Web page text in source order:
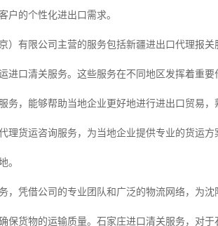
户的个性化进出口需求。
）有限公司主营的服务包括新疆进出口代理报
进口清关服务。这些服务在不同地区发挥着重要
务，能够帮助当地企业更好地进行进出口贸易
理货运咨询服务，为当地企业提供专业的货运
。
，凭借公司的专业团队和广泛的物流网络，为
保货物的运输质量。石家庄进口清关服务，对